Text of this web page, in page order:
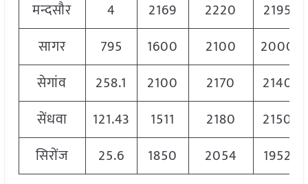
मन्दसौर
4 2169 2220
2195
सागर
795 1600 2100
2000
सेगांव
258.1 2100 2170
2140
सेंधवा
121.43 1511 2180
2150
सिरोंज
25.6 1850 2054 1952